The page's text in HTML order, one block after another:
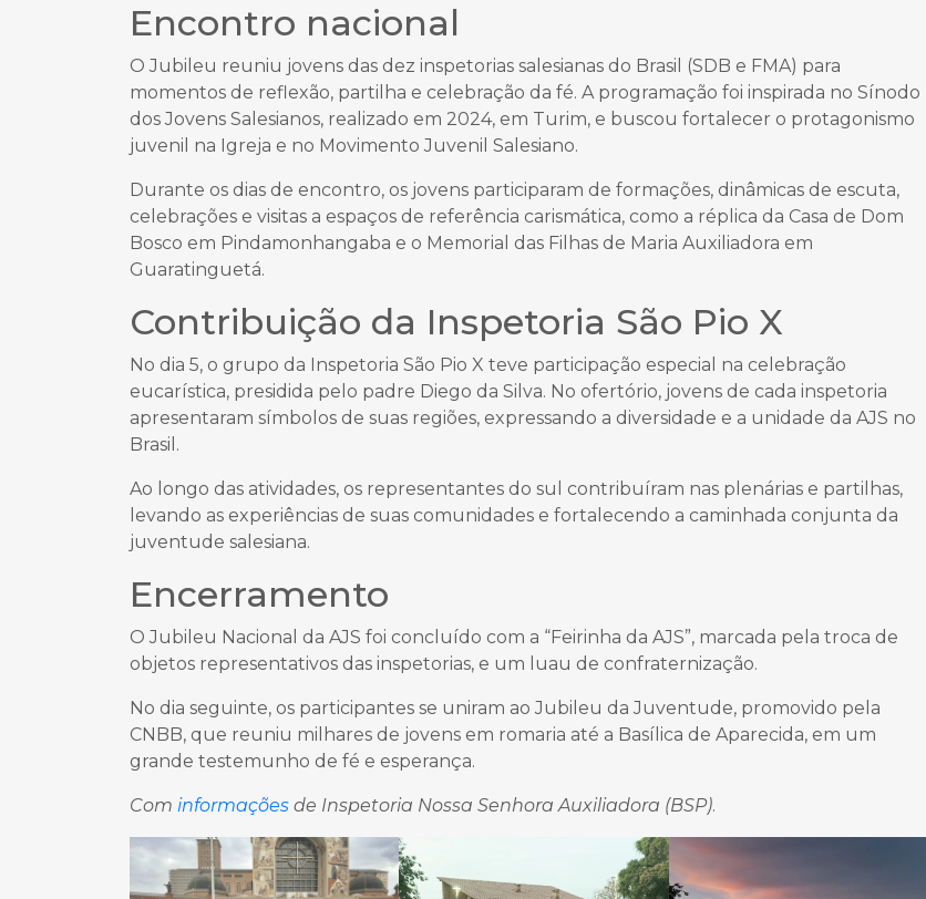
Encontro nacional
O Jubileu reuniu jovens das dez inspetorias salesianas do Brasil (SDB e FMA) para
momentos de reflexão, partilha e celebração da fé. A programação foi inspirada no Sínodo
dos Jovens Salesianos, realizado em 2024, em Turim, e buscou fortalecer o protagonismo
juvenil na Igreja e no Movimento Juvenil Salesiano.
Durante os dias de encontro, os jovens participaram de formações, dinâmicas de escuta,
celebrações e visitas a espaços de referência carismática, como a réplica da Casa de Dom
Bosco em Pindamonhangaba e o Memorial das Filhas de Maria Auxiliadora em
Guaratinguetá.
Contribuição da Inspetoria São Pio X
No dia 5, o grupo da Inspetoria São Pio X teve participação especial na celebração
eucarística, presidida pelo padre Diego da Silva. No ofertório, jovens de cada inspetoria
apresentaram símbolos de suas regiões, expressando a diversidade e a unidade da AJS no
Brasil.
Ao longo das atividades, os representantes do sul contribuíram nas plenárias e partilhas,
levando as experiências de suas comunidades e fortalecendo a caminhada conjunta da
juventude salesiana.
Encerramento
O Jubileu Nacional da AJS foi concluído com a “Feirinha da AJS”, marcada pela troca de
objetos representativos das inspetorias, e um luau de confraternização.
No dia seguinte, os participantes se uniram ao Jubileu da Juventude, promovido pela
CNBB, que reuniu milhares de jovens em romaria até a Basílica de Aparecida, em um
grande testemunho de fé e esperança.
Com informações de Inspetoria Nossa Senhora Auxiliadora (BSP).